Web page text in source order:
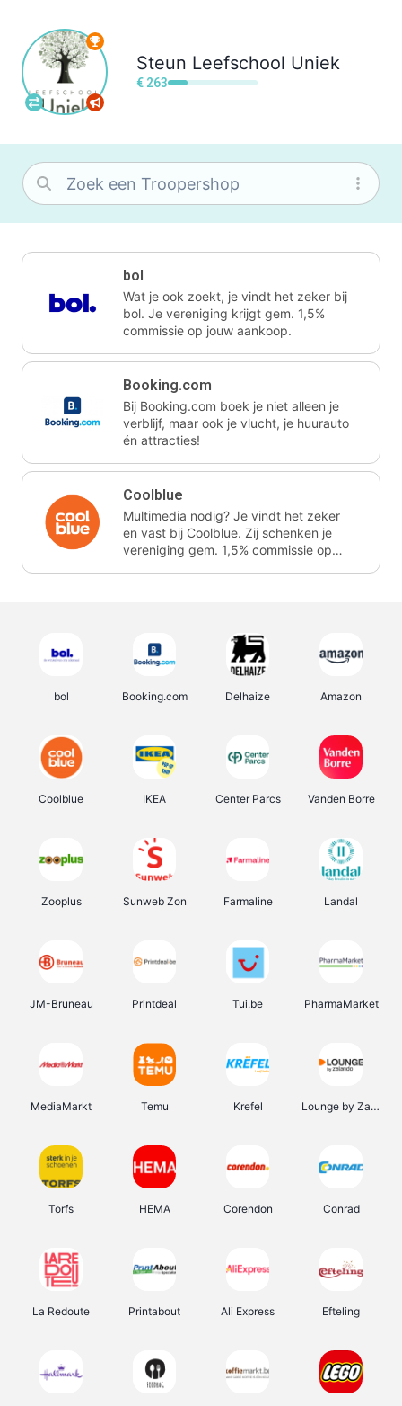
Steun Leefschool Uniek
€ 263
bol
Wat je ook zoekt, je vindt het zeker bij
bol. Je vereniging krijgt gem. 1,5%
commissie op jouw aankoop.
Booking.com
Bij Booking.com boek je niet alleen je
verblijf, maar ook je vlucht, je huurauto
én attracties!
Coolblue
Multimedia nodig? Je vindt het zeker
en vast bij Coolblue. Zij schenken je
vereniging gem. 1,5% commissie op
bol Booking.com Delhaize Amazon
Coolblue IKEA Center Parcs Vanden Borre
Zooplus Sunweb Zon Farmaline Landal
JM-Bruneau Printdeal Tui.be PharmaMarket
MediaMarkt Temu Krefel Lounge by Zalando
Torfs HEMA Corendon Conrad
La Redoute Printabout Ali Express Efteling